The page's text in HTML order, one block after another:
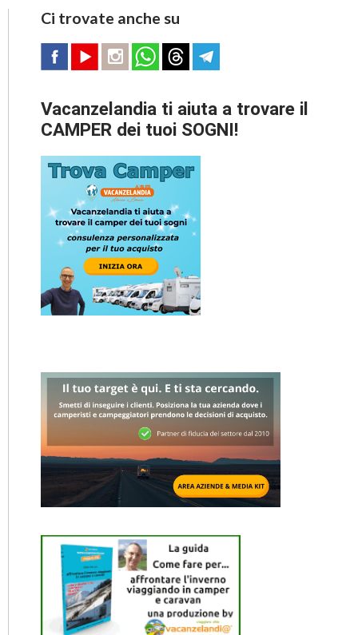
Ci trovate anche su
Vacanzelandia ti aiuta a trovare il
CAMPER dei tuoi SOGNI!